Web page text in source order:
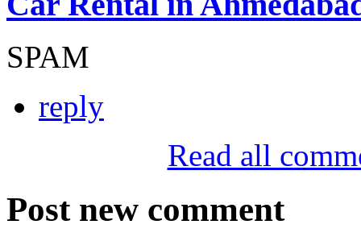
SPAM
reply
Read all
Post new comment